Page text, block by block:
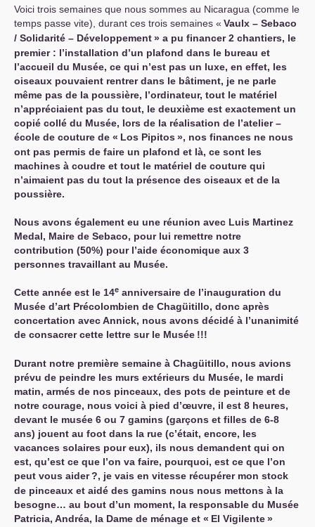
Voici trois semaines que nous sommes au Nicaragua (comme le
temps passe vite), durant ces trois semaines « Vaulx – Sebaco
/ Solidarité – Développement» a pu financer 2 chantiers, le
premier : l’installation d’un plafond dans le bureau et
l’accueil du Musée, ce qui n’est pas un luxe, en effet, les
oiseaux pouvaient rentrer dans le bâtiment, je ne parle
même pas de la poussière, l’ordinateur, tout le matériel
n’appréciaient pas du tout, le deuxième est exactement un
copié collé du Musée, lors de la réalisation de l’atelier –
école de couture de « Los Pipitos», nos finances ne nous
ont pas permis de faire un plafond et là, ce sont les
machines à coudre et tout le matériel de couture qui
n’aimaient pas du tout la présence des oiseaux et de la
poussière.
Nous avons également eu une réunion avec Luis Martinez
Medal, Maire de Sebaco, pour lui remettre notre
contribution (50%) pour l’aide économique aux 3
personnes travaillant au Musée.
Cette année est le 14e anniversaire de l’inauguration du
Musée d’art Précolombien de Chagüitillo, donc après
concertation avec Annick, nous avons décidé à l’unanimité
de consacrer cette lettre sur le Musée !!!
Durant notre première semaine à Chagüitillo, nous avions
prévu de peindre les murs extérieurs du Musée, le mardi
matin, armés de nos pinceaux, des pots de peinture et de
notre courage, nous voici à pied d’œuvre, il est 8 heures,
devant le musée 6 ou 7 gamins (garçons et filles de 6-8
ans) jouent au foot dans la rue (c’était, encore, les
vacances solaires pour eux), ils nous demandent qui on
est, qu’est ce que l’on va faire, pourquoi, est ce que l’on
peut vous aider?, je vais en vitesse récupérer mon stock
de pinceaux et aidé des gamins nous nous mettons à la
besogne… au bout d’un moment, la responsable du Musée
Patricia, Andréa, la Dame de ménage et « El Vigilente»